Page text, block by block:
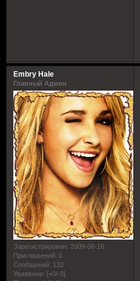
Embry Hale
Главный Админ
Зарегистрирован: 2009-06-16
Приглашений: 0
Сообщений: 132
Уважение: [+0/-0]